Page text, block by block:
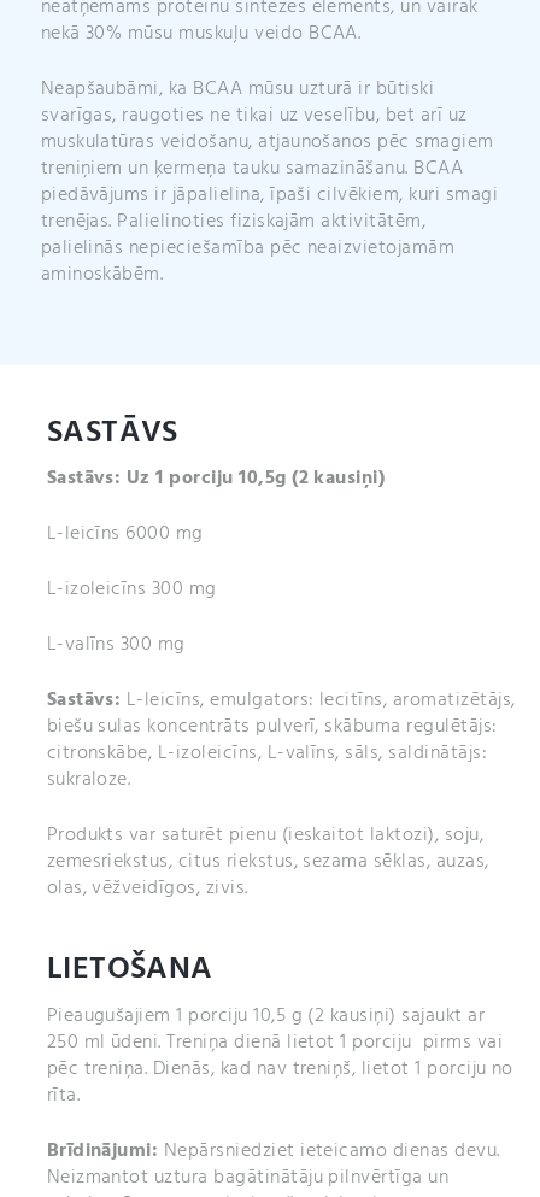
neatņemams proteīnu sintēzes elements, un vairāk
nekā 30% mūsu muskuļu veido BCAA.
Neapšaubāmi, ka BCAA mūsu uzturā ir būtiski
svarīgas, raugoties ne tikai uz veselību, bet arī uz
muskulatūras veidošanu, atjaunošanos pēc smagiem
treniņiem un ķermeņa tauku samazināšanu. BCAA
piedāvājums ir jāpalielina, īpaši cilvēkiem, kuri smagi
trenējas. Palielinoties fiziskajām aktivitātēm,
palielinās nepieciešamība pēc neaizvietojamām
aminoskābēm.
SASTĀVS
Sastāvs: Uz 1 porciju 10,5g (2 kausiņi)
L-leicīns 6000 mg
L-izoleicīns 300 mg
L-valīns 300 mg
Sastāvs: L-leicīns, emulgators: lecitīns, aromatizētājs,
biešu sulas koncentrāts pulverī, skābuma regulētājs:
citronskābe, L-izoleicīns, L-valīns, sāls, saldinātājs:
sukraloze.
Produkts var saturēt pienu (ieskaitot laktozi), soju,
zemesriekstus, citus riekstus, sezama sēklas, auzas,
olas, vēžveidīgos, zivis.
LIETOŠANA
Pieaugušajiem 1 porciju 10,5 g (2 kausiņi) sajaukt ar
250 ml ūdeni. Treniņa dienā lietot 1 porciju pirms vai
pēc treniņa. Dienās, kad nav treniņš, lietot 1 porciju no
rīta.
Brīdinājumi: Nepārsniedziet ieteicamo dienas devu.
Neizmantot uztura bagātinātāju pilnvērtīga un